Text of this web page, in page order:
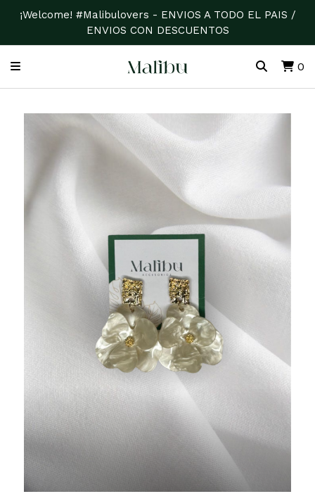
¡Welcome! #Malibulovers - ENVIOS A TODO EL PAIS /
ENVIOS CON DESCUENTOS
0